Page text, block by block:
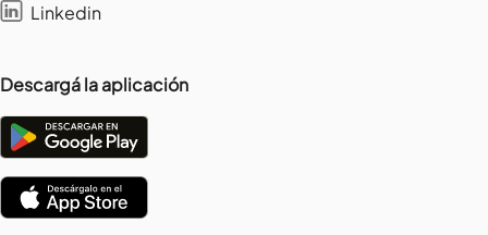
Linkedin
Descargá la aplicación